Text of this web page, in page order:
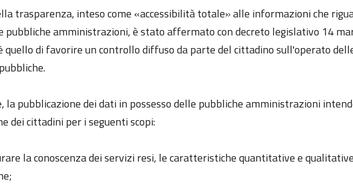
trasparenza, inteso come «accessibilità totale» alle informazioni che
amministrazioni, è stato affermato con decreto legislativo 14
quello di favorire un controllo diffuso da parte del cittadino sull'operato
la pubblicazione dei dati in possesso delle pubbliche amministrazioni
dei cittadini per i seguenti scopi:
la conoscenza dei servizi resi, le caratteristiche quantitative e